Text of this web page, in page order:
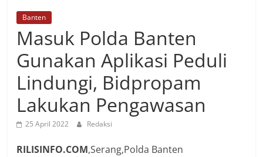
Banten
Masuk Polda Banten
Gunakan Aplikasi Peduli
Lindungi, Bidpropam
Lakukan Pengawasan
25 April 2022 Redaksi
RILISINFO.COM,Serang,Polda Banten